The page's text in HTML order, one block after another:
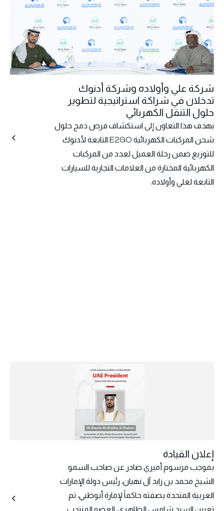
شركة علي وأولاده وشركة أدنوك
تدخلان في شراكة استراتيجية لتطوير
حلول التنقل الكهربائي
يهدف هذا التعاون إلى استكشاف فرص دمج حلول
شحن المركبات الكهربائية E2GO التابعة لأدنوك
للتوزيع ضمن رحلة العميل لعدد من المركبات
الكهربائية المختارة من العلامات التجارية للسيارات
التابعة لعلي وأولاده.
إعلان القيادة
بموجب مرسوم أميري صادر عن صاحب السمو
الشيخ محمد بن زايد آل نهيان، رئيس دولة الإمارات
العربية المتحدة بصفته حاكماً لإمارة أبوظبي، تم